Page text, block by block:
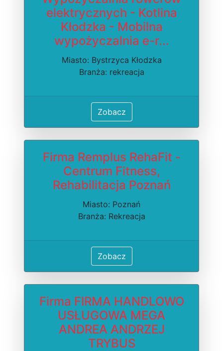
elektrycznych - Kotlina
Kłodzka - Mobilna
wypożyczalnia e-r...
Miasto: Bystrzyca Kłodzka
Branża: rekreacja
Zobacz
Firma Remplus RehaFit -
Centrum Fitness,
Rehabilitacja Poznań
Miasto: Poznań
Branża: Rekreacja
Zobacz
Firma FIRMA HANDLOWO
USŁUGOWA MEGA
ANDREA ANDRZEJ
TRYBUS